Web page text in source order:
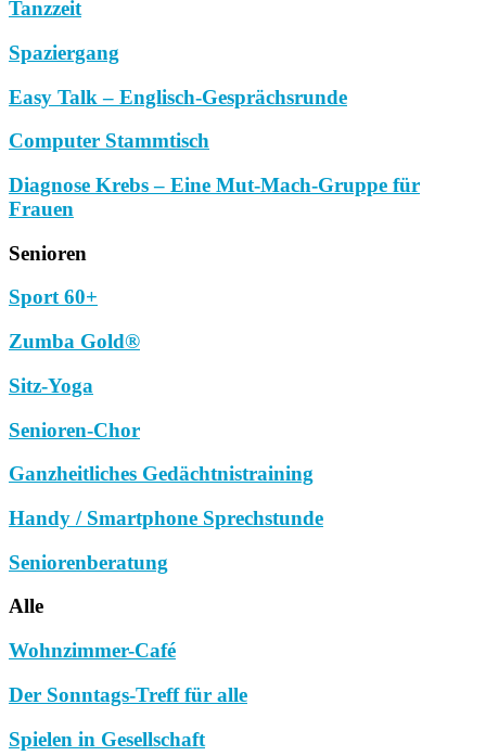
Tanzzeit
Spaziergang
Easy Talk – Englisch-Gesprächsrunde
Computer Stammtisch
Diagnose Krebs – Eine Mut-Mach-Gruppe für
Frauen
Senioren
Sport 60+
Zumba Gold®
Sitz-Yoga
Senioren-Chor
Ganzheitliches Gedächtnistraining
Handy / Smartphone Sprechstunde
Seniorenberatung
Alle
Wohnzimmer-Café
Der Sonntags-Treff für alle
Spielen in Gesellschaft